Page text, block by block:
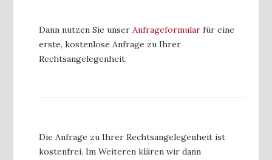
Dann nutzen Sie unser Anfrageformular für eine
erste, kostenlose Anfrage zu Ihrer
Rechtsangelegenheit.
Die Anfrage zu Ihrer Rechtsangelegenheit ist
kostenfrei. Im Weiteren klären wir dann